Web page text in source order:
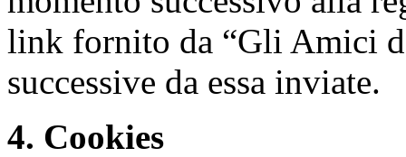
link fornito da “Gli Amici
successive da essa inviate.
4. Cookies